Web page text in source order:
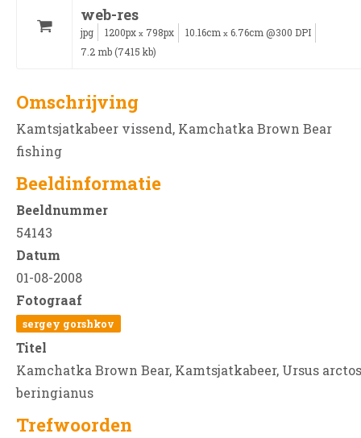
web-res
jpg 1200px x 798px 10.16cm x 6.76cm @300 DPI
7.2 mb (7415 kb)
Omschrijving
Kamtsjatkabeer vissend, Kamchatka Brown Bear
fishing
Beeldinformatie
Beeldnummer
54143
Datum
01-08-2008
Fotograaf
sergey gorshkov
Titel
Kamchatka Brown Bear, Kamtsjatkabeer, Ursus arctos
beringianus
Trefwoorden